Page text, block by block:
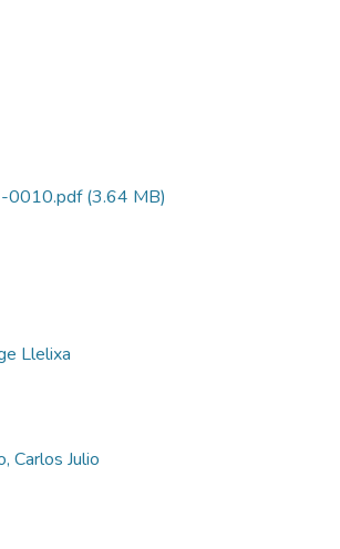
0010.pdf(3.64 MB)
Llelixa
Carlos Julio